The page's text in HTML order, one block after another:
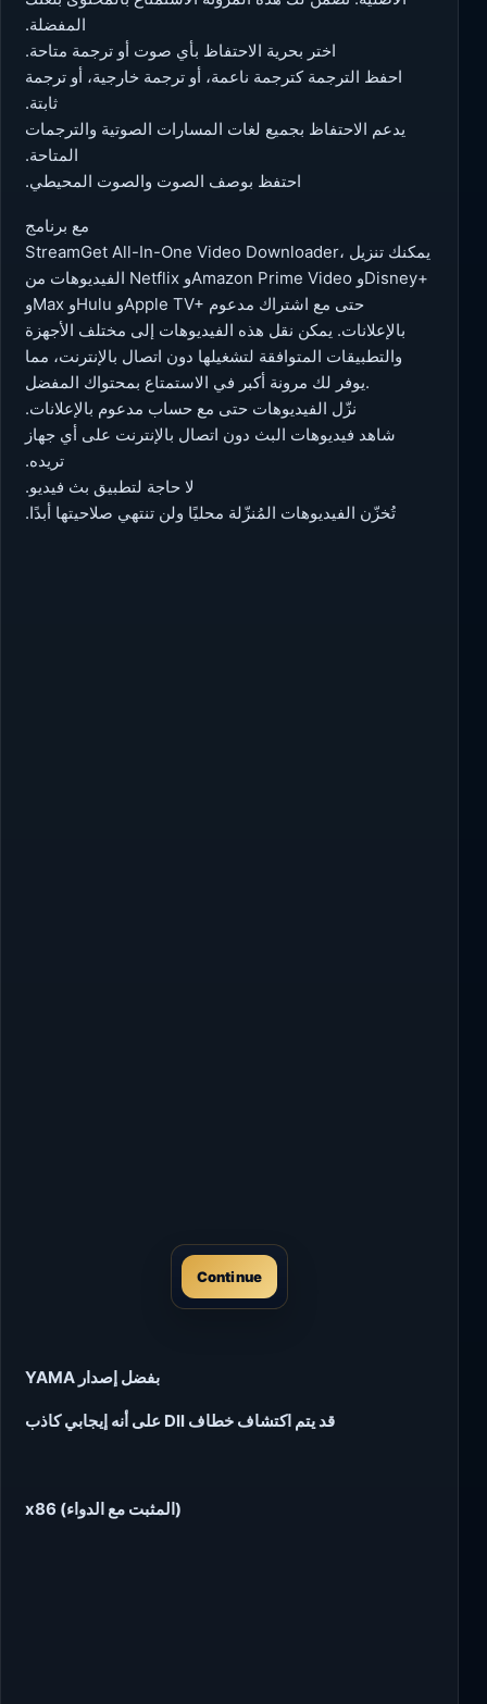
المفضلة.
اختر بحرية الاحتفاظ بأي صوت أو ترجمة متاحة.
احفظ الترجمة كترجمة ناعمة، أو ترجمة خارجية، أو ترجمة
ثابتة.
يدعم الاحتفاظ بجميع لغات المسارات الصوتية والترجمات
المتاحة.
احتفظ بوصف الصوت والصوت المحيطي.
مع برنامج
StreamGet All-In-One Video Downloader، يمكنك تنزيل
الفيديوهات من Netflix وAmazon Prime Video وDisney+
وMax وHulu وApple TV+ حتى مع اشتراك مدعوم
بالإعلانات. يمكن نقل هذه الفيديوهات إلى مختلف الأجهزة
والتطبيقات المتوافقة لتشغيلها دون اتصال بالإنترنت، مما
يوفر لك مرونة أكبر في الاستمتاع بمحتواك المفضل.
نزّل الفيديوهات حتى مع حساب مدعوم بالإعلانات.
شاهد فيديوهات البث دون اتصال بالإنترنت على أي جهاز
تريده.
لا حاجة لتطبيق بث فيديو.
تُخزّن الفيديوهات المُنزّلة محليًا ولن تنتهي صلاحيتها أبدًا.
Continue
بفضل إصدار YAMA
قد يتم اكتشاف خطاف Dll على أنه إيجابي كاذب
(المثبت مع الدواء) x86